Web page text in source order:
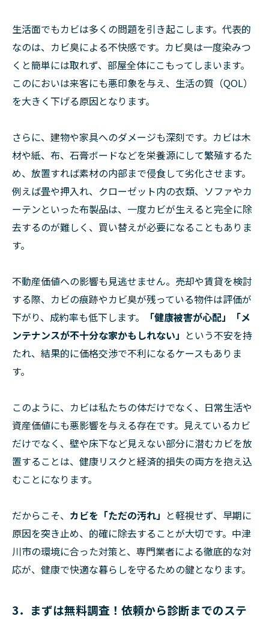
生活面でもカビは多くの問題を引き起こします。代表的
なのは、カビ臭による不快感です。カビ臭は一度染みつ
くと簡単には取れず、部屋全体にこもってしまいます。
このにおいは来客にも悪印象を与え、生活の質（QOL）
を大きく下げる原因となります。
さらに、建物や家具へのダメージも深刻です。カビは木
材や紙、布、石膏ボードなどを栄養源にして繁殖するた
め、放置すれば素材の内部まで侵食して劣化させます。
例えば畳や押入れ、クローゼット内の衣類、ソファやカ
ーテンといった布製品は、一度カビが生えると完全に除
去するのが難しく、買い替えが必要になることもありま
す。
不動産価値への影響も見逃せません。売却や賃貸を検討
する際、カビの痕跡やカビ臭が残っている物件は評価が
下がり、成約率も低下します。
「健康被害が心配」「メ
ンテナンスが不十分な家かもしれない」 という不安を持
たれ、結果的に価格交渉で不利になるケースもありま
す。
このように、カビは私たちの体だけでなく、日常生活や
資産価値にも悪影響を与える存在です。見えているカビ
だけでなく、壁や床下など見えない部分に潜むカビを放
置することは、健康リスクと経済的損失の両方を抱え込
むことになります。
だからこそ、 カビを「ただの汚れ」 と軽視せず、早期に
原因を突き止め、的確に除去することが大切です。中津
川市の環境に合った対策と、専門業者による徹底的な対
応が、健康で快適な暮らしを守るための鍵となります。
3．まずは無料調査！依頼から診断までのステ